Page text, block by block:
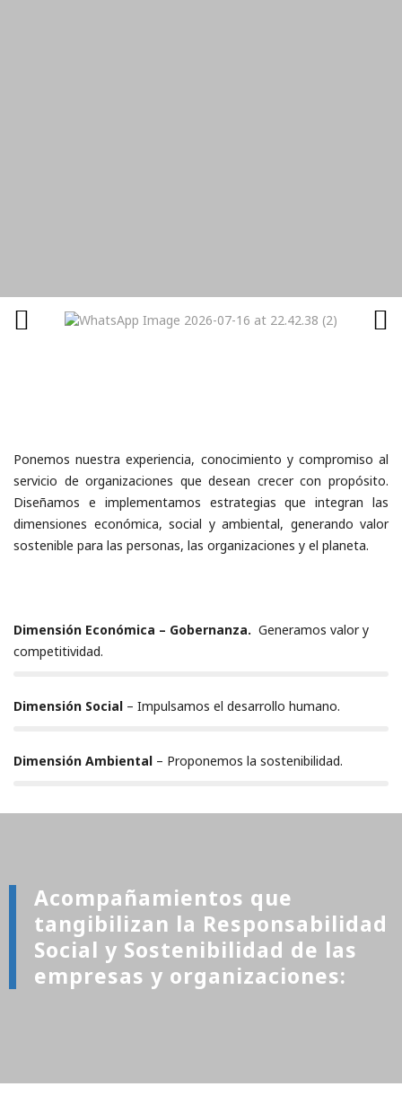
Ponemos nuestra experiencia, conocimiento y compromiso al
servicio de organizaciones que desean crecer con propósito.
Diseñamos e implementamos estrategias que integran las
dimensiones económica, social y ambiental, generando valor
sostenible para las personas, las organizaciones y el planeta.
Dimensión Económica – Gobernanza. Generamos valor y
competitividad.
LLLLHFGHFGH
Dimensión Social – Impulsamos el desarrollo humano.
Dimensión Ambiental – Proponemos la sostenibilidad.
Acompañamientos que
tangibilizan la Responsabilidad
Social y Sostenibilidad de las
empresas y organizaciones: